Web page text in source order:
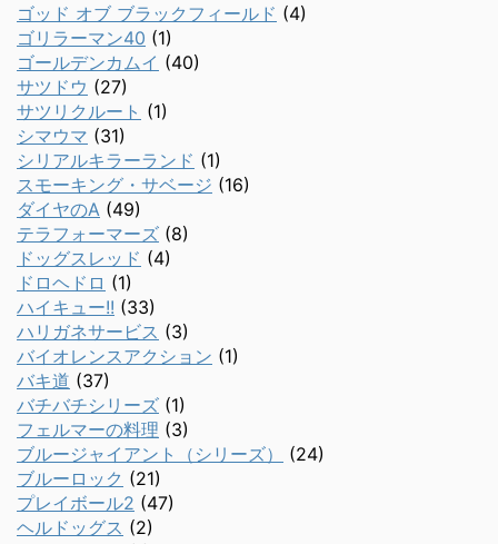
ゴッド オブ ブラックフィールド (4)
ゴリラーマン40 (1)
ゴールデンカムイ (40)
サツドウ (27)
サツリクルート (1)
シマウマ (31)
シリアルキラーランド (1)
スモーキング・サベージ (16)
ダイヤのA (49)
テラフォーマーズ (8)
ドッグスレッド (4)
ドロヘドロ (1)
ハイキュー!! (33)
ハリガネサービス (3)
バイオレンスアクション (1)
バキ道 (37)
バチバチシリーズ (1)
フェルマーの料理 (3)
ブルージャイアント（シリーズ）
(24)
ブルーロック (21)
プレイボール2 (47)
ヘルドッグス (2)